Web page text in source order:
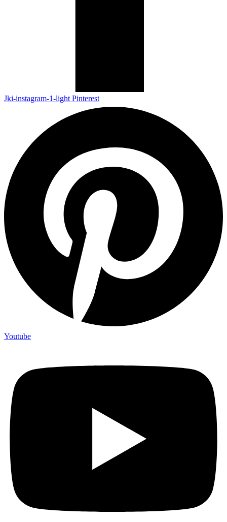
Jki-instagram-1-light Pinterest
Youtube